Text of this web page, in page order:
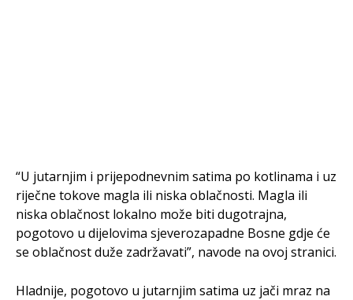
“U jutarnjim i prijepodnevnim satima po kotlinama i uz
riječne tokove magla ili niska oblačnosti. Magla ili
niska oblačnost lokalno može biti dugotrajna,
pogotovo u dijelovima sjeverozapadne Bosne gdje će
se oblačnost duže zadržavati”, navode na ovoj stranici.
Hladnije, pogotovo u jutarnjim satima uz jači mraz na